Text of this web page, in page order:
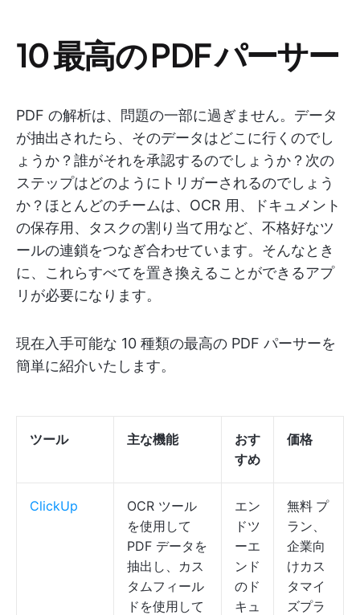
10 最高の PDF パーサー
PDF の解析は、問題の一部に過ぎません。データ
が抽出されたら、そのデータはどこに行くのでし
ょうか？誰がそれを承認するのでしょうか？次の
ステップはどのようにトリガーされるのでしょう
か？ほとんどのチームは、OCR 用、ドキュメント
の保存用、タスクの割り当て用など、不格好なツ
ールの連鎖をつなぎ合わせています。そんなとき
に、これらすべてを置き換えることができるアプ
リが必要になります。
現在入手可能な 10 種類の最高の PDF パーサーを
簡単に紹介いたします。
ツール 主な機能
おす
すめ
価格
ClickUp
OCR ツール
を使用して
PDF データを
抽出し、カス
タムフィール
ドを使用して
エン
ドツ
ーエ
ンド
のド
キュ
無料 プ
ラン、
企業向
けカス
タマイ
ズプラ